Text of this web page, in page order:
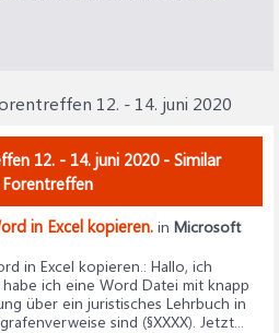
12. - 14. juni 2020
12. - 14. juni 2020 - Similar
in Excel kopieren. in Microsoft
in Excel kopieren.: Hallo, ich
ich eine Word Datei mit knapp
über ein juristisches Lehrbuch in
sind (§XXXX). Jetzt...